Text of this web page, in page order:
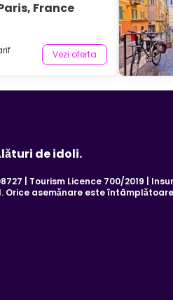
France
Vezi oferta
de idoli.
| Tourism Licence 700/2019 |
Orice asemănare este